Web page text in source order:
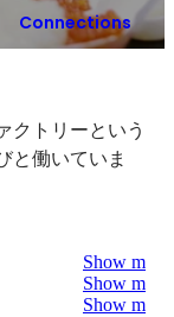
Connections
クトリーという
と働いていま
Show more
Show more
Show more